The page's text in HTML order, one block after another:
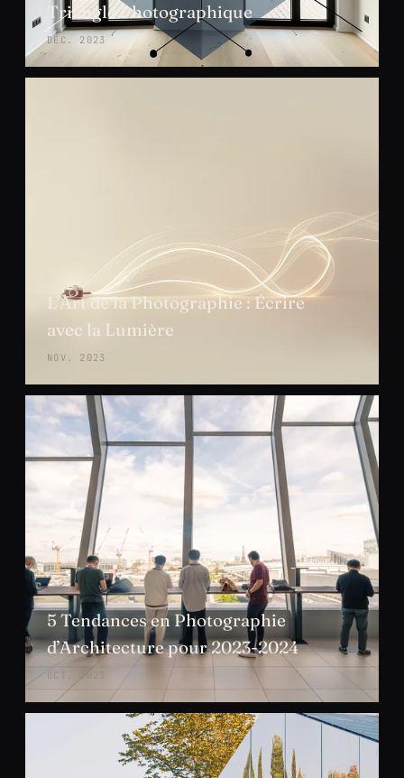
Triangle Photographique
DÉC. 2023
L’Art de la Photographie : Écrire
avec la Lumière
NOV. 2023
5 Tendances en Photographie
d’Architecture pour 2023-2024
OCT. 2023